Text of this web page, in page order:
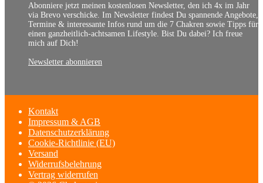
Abonniere jetzt meinen kostenlosen Newsletter, den ich 4x im Jahr
via Brevo verschicke. Im Newsletter findest Du spannende Angebote,
Termine & interessante Infos rund um die 7 Chakren sowie Tipps für
einen ganzheitlich-achtsamen Lifestyle. Bist Du dabei? Ich freue
mich auf Dich!
Newsletter abonnieren
Kontakt
Impressum & AGB
Datenschutzerklärung
Cookie-Richtlinie (EU)
Versand
Widerrufsbelehrung
Vertrag widerrufen